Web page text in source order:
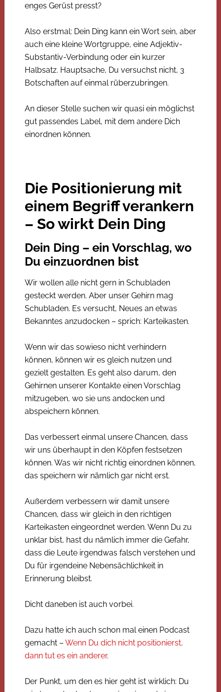
enges Gerüst presst?
Also erstmal: Dein Ding kann ein Wort sein, aber
auch eine kleine Wortgruppe, eine Adjektiv-
Substantiv-Verbindung oder ein kurzer
Halbsatz. Hauptsache, Du versuchst nicht, 3
Botschaften auf einmal rüberzubringen.
An dieser Stelle suchen wir quasi ein möglichst
gut passendes Label, mit dem andere Dich
einordnen können.
Die Positionierung mit
einem Begriff verankern
– So wirkt Dein Ding
Dein Ding – ein Vorschlag, wo
Du einzuordnen bist
Wir wollen alle nicht gern in Schubladen
gesteckt werden. Aber unser Gehirn mag
Schubladen. Es versucht, Neues an etwas
Bekanntes anzudocken – sprich: Karteikasten.
Wenn wir das sowieso nicht verhindern
können, können wir es gleich nutzen und
gezielt gestalten. Es geht also darum, den
Gehirnen unserer Kontakte einen Vorschlag
mitzugeben, wo sie uns andocken und
abspeichern können.
Das verbessert einmal unsere Chancen, dass
wir uns überhaupt in den Köpfen festsetzen
können. Was wir nicht richtig einordnen können,
das speichern wir nämlich gar nicht erst.
Außerdem verbessern wir damit unsere
Chancen, dass wir gleich in den richtigen
Karteikasten eingeordnet werden. Wenn Du zu
unklar bist, hast du nämlich immer die Gefahr,
dass die Leute irgendwas falsch verstehen und
Du für irgendeine Nebensächlichkeit in
Erinnerung bleibst.
Dicht daneben ist auch vorbei.
Dazu hatte ich auch schon mal einen Podcast
gemacht – Wenn Du dich nicht positionierst,
dann tut es ein anderer.
Der Punkt, um den es hier geht ist wirklich: Du